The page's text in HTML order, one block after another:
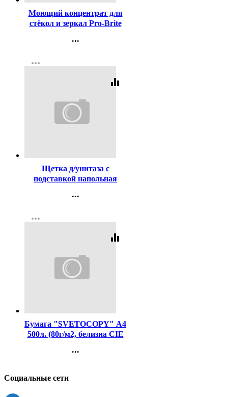
Моющий концентрат для
стёкол и зеркал Pro-Brite
5л арт.127-5
...
Регистрация
more_horiz
equalizer
Щетка д/унитаза с
подставкой напольная
...
Регистрация
more_horiz
equalizer
Бумага "SVETOCOPY" А4
500л. (80г/м2, белизна CIE
(Ст.5)
...
Регистрация
Социальные сети